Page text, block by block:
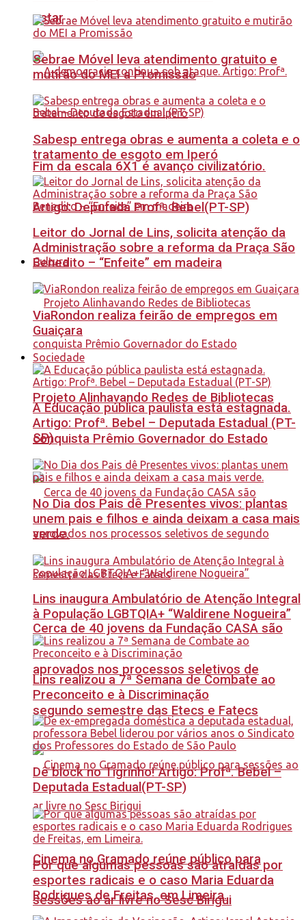
estar
Fim da escala 6X1 é avanço civilizatório.
Artigo: Deputada Profª. Bebel(PT-SP)
Cultura
Projeto Alinhavando Redes de Bibliotecas
conquista Prêmio Governador do Estado
Cerca de 40 jovens da Fundação CASA são
aprovados nos processos seletivos de
segundo semestre das Etecs e Fatecs
Cinema no Gramado reúne público para
sessões ao ar livre no Sesc Birigui
Sebrae Móvel leva atendimento gratuito e
mutirão do MEI a Promissão
Sabesp entrega obras e aumenta a coleta e o
tratamento de esgoto em Iperó
Leitor do Jornal de Lins, solicita atenção da
Administração sobre a reforma da Praça São
Benedito – “Enfeite” em madeira
ViaRondon realiza feirão de empregos em
Guaiçara
Sociedade
A Educação pública paulista está estagnada.
Artigo: Profª. Bebel – Deputada Estadual (PT-
SP)
No Dia dos Pais dê Presentes vivos: plantas
unem pais e filhos e ainda deixam a casa mais
verde.
Lins inaugura Ambulatório de Atenção Integral
à População LGBTQIA+ “Waldirene Nogueira”
Lins realizou a 7ª Semana de Combate ao
Preconceito e à Discriminação
Dê block no Tigrinho! Artigo: Profª. Bebel –
Deputada Estadual(PT-SP)
Por que algumas pessoas são atraídas por
esportes radicais e o caso Maria Eduarda
Rodrigues de Freitas, em Limeira.